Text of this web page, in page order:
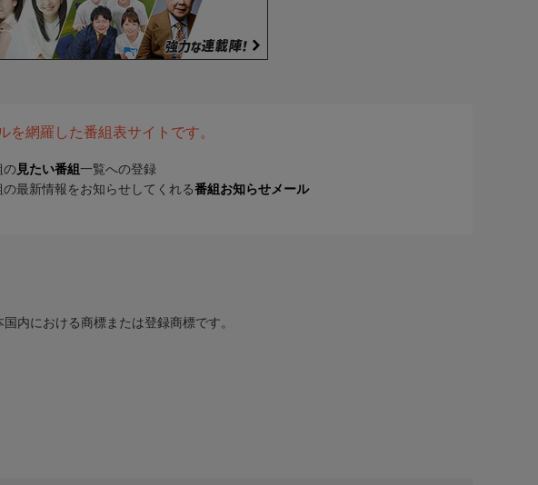
を網羅した番組表サイトです。
の 見たい番組 一覧への登録
最新情報をお知らせしてくれる番組お知らせメール
内における商標または登録商標です。